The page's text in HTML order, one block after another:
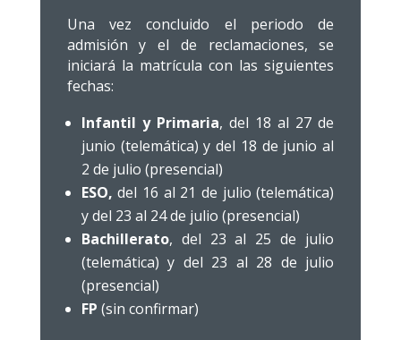
Una vez concluido el periodo de
admisión y el de reclamaciones, se
iniciará la matrícula con las siguientes
fechas:
Infantil y Primaria, del 18 al 27 de
junio (telemática) y del 18 de junio al
2 de julio (presencial)
ESO,del 16 al 21 de julio (telemática)
y del 23 al 24 de julio (presencial)
Bachillerato, del 23 al 25 de julio
(telemática) y del 23 al 28 de julio
(presencial)
FP (sin confirmar)